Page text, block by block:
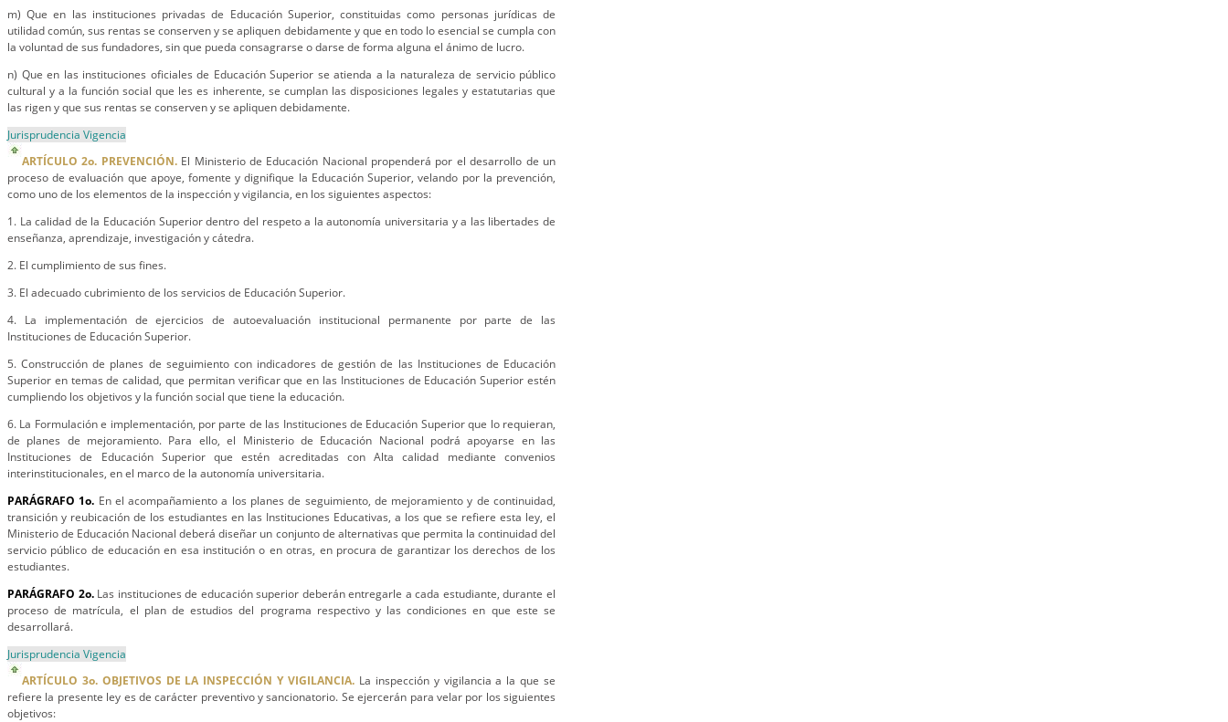
m) Que en las instituciones privadas de Educación Superior, constituidas como personas jurídicas de
utilidad común, sus rentas se conserven y se apliquen debidamente y que en todo lo esencial se cumpla con
la voluntad de sus fundadores, sin que pueda consagrarse o darse de forma alguna el ánimo de lucro.
n) Que en las instituciones oficiales de Educación Superior se atienda a la naturaleza de servicio público
cultural y a la función social que les es inherente, se cumplan las disposiciones legales y estatutarias que
las rigen y que sus rentas se conserven y se apliquen debidamente.
Jurisprudencia Vigencia
ARTÍCULO 2o. PREVENCIÓN.El Ministerio de Educación Nacional propenderá por el desarrollo de un
proceso de evaluación que apoye, fomente y dignifique la Educación Superior, velando por la prevención,
como uno de los elementos de la inspección y vigilancia, en los siguientes aspectos:
1. La calidad de la Educación Superior dentro del respeto a la autonomía universitaria y a las libertades de
enseñanza, aprendizaje, investigación y cátedra.
2. El cumplimiento de sus fines.
3. El adecuado cubrimiento de los servicios de Educación Superior.
4. La implementación de ejercicios de autoevaluación institucional permanente por parte de las
Instituciones de Educación Superior.
5. Construcción de planes de seguimiento con indicadores de gestión de las Instituciones de Educación
Superior en temas de calidad, que permitan verificar que en las Instituciones de Educación Superior estén
cumpliendo los objetivos y la función social que tiene la educación.
6. La Formulación e implementación, por parte de las Instituciones de Educación Superior que lo requieran,
de planes de mejoramiento. Para ello, el Ministerio de Educación Nacional podrá apoyarse en las
Instituciones de Educación Superior que estén acreditadas con Alta calidad mediante convenios
interinstitucionales, en el marco de la autonomía universitaria.
PARÁGRAFO 1o. En el acompañamiento a los planes de seguimiento, de mejoramiento y de continuidad,
transición y reubicación de los estudiantes en las Instituciones Educativas, a los que se refiere esta ley, el
Ministerio de Educación Nacional deberá diseñar un conjunto de alternativas que permita la continuidad del
servicio público de educación en esa institución o en otras, en procura de garantizar los derechos de los
estudiantes.
PARÁGRAFO 2o.Las instituciones de educación superior deberán entregarle a cada estudiante, durante el
proceso de matrícula, el plan de estudios del programa respectivo y las condiciones en que este se
desarrollará.
Jurisprudencia Vigencia
ARTÍCULO 3o. OBJETIVOS DE LA INSPECCIÓN Y VIGILANCIA. La inspección y vigilancia a la que se
refiere la presente ley es de carácter preventivo y sancionatorio. Se ejercerán para velar por los siguientes
objetivos: